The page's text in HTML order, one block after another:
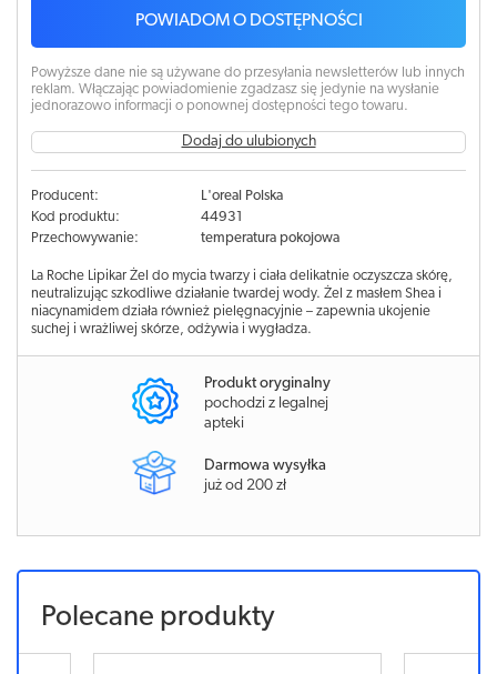
POWIADOM O DOSTĘPNOŚCI
Powyższe dane nie są używane do przesyłania newsletterów lub innych
reklam. Włączając powiadomienie zgadzasz się jedynie na wysłanie
jednorazowo informacji o ponownej dostępności tego towaru.
Dodaj do ulubionych
Producent:
L'oreal Polska
Kod produktu:
44931
Przechowywanie:
temperatura pokojowa
La Roche Lipikar Żel do mycia twarzy i ciała delikatnie oczyszcza skórę,
neutralizując szkodliwe działanie twardej wody. Żel z masłem Shea i
niacynamidem działa również pielęgnacyjnie – zapewnia ukojenie
suchej i wrażliwej skórze, odżywia i wygładza.
Produkt oryginalny
pochodzi z legalnej
apteki
Darmowa wysyłka
już od 200 zł
Polecane produkty